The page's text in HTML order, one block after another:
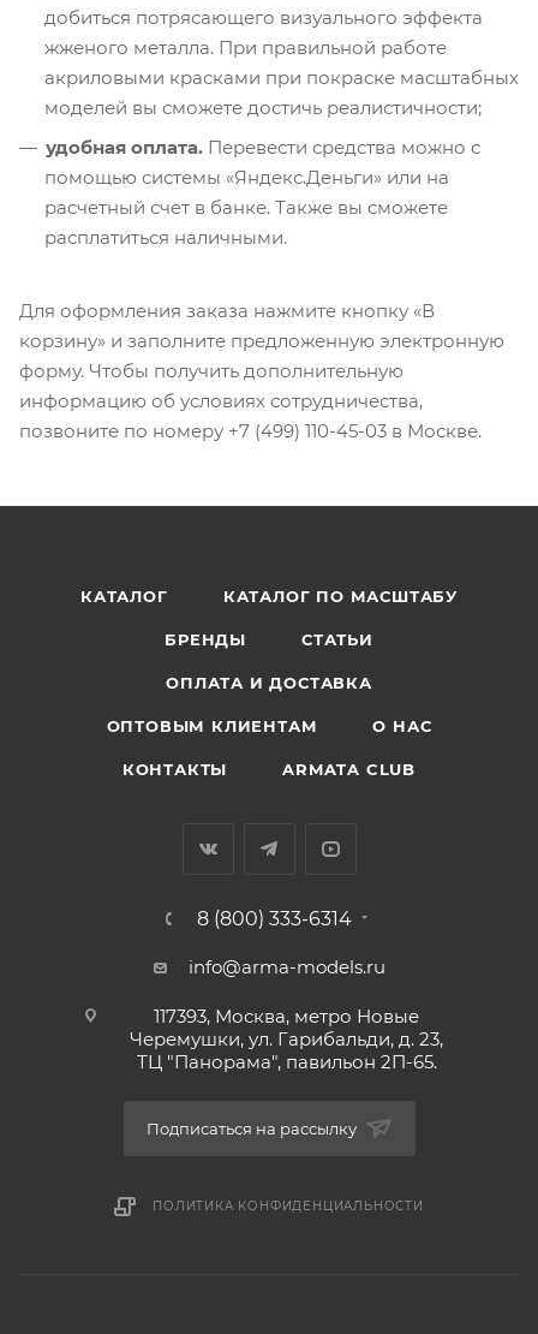
добиться потрясающего визуального эффекта
жженого металла. При правильной работе
акриловыми красками при покраске масштабных
моделей вы сможете достичь реалистичности;
удобная оплата. Перевести средства можно с
помощью системы «Яндекс.Деньги» или на
расчетный счет в банке. Также вы сможете
расплатиться наличными.
Для оформления заказа нажмите кнопку «В
корзину» и заполните предложенную электронную
форму. Чтобы получить дополнительную
информацию об условиях сотрудничества,
позвоните по номеру +7 (499) 110-45-03 в Москве.
КАТАЛОГ КАТАЛОГ ПО МАСШТАБУ
БРЕНДЫ СТАТЬИ
ОПЛАТА И ДОСТАВКА
ОПТОВЫМ КЛИЕНТАМ О НАС
КОНТАКТЫ ARMATA CLUB
8 (800) 333-6314
info@arma-models.ru
117393, Москва, метро Новые
Черемушки, ул. Гарибальди, д. 23,
ТЦ "Панорама", павильон 2П-65.
Подписаться на рассылку
ПОЛИТИКА КОНФИДЕНЦИАЛЬНОСТИ